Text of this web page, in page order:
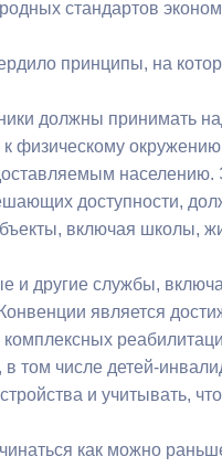
Общественное
планирования
Порядок обжалования
действий органов
Выборы 2026
стандартов
принципы, на
должны принимать
физическому
доступности,
включая школы,
другие службы,
является
том числе детей-
и учитывать,
как можно